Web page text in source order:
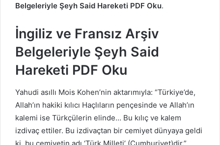
Belgeleriyle Şeyh Said Hareketi PDF Oku.
İngiliz ve Fransız Arşiv
Belgeleriyle Şeyh Said
Hareketi PDF Oku
Yahudi asıllı Mois Kohen’nin aktarımıyla: “Türkiye’de,
Allah’ın hakiki kılıcı Haçlıların pençesinde ve Allah’ın
kalemi ise Türkçülerin elinde… Bu kılıç ve kalem
izdivaç ettiler. Bu izdivaçtan bir cemiyet dünyaya geldi